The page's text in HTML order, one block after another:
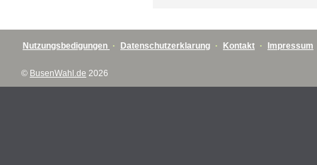
Nutzungsbedigungen · Datenschutzerklarung · Kontakt · Impressum
© BusenWahl.de 2026